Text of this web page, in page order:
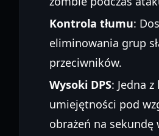
Kontrola tłumu:
eliminowania grup
przeciwników.
Wysoki DPS: Jedna
umiejętności pod
obrażeń na sekundę